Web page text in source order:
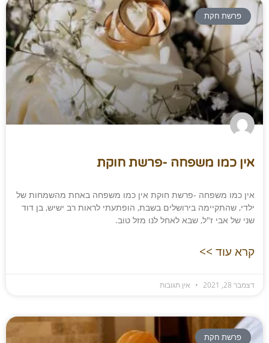
פרשת חקת
אין כמו משפחה -פרשת חוקת
אין כמו משפחה -פרשת חוקת אין כמו משפחה באחת מהשמחות של
ילדי, שהתקיימה בירושלים בשבת, הופתעתי לראות רב ישיש, בן דוד
שני של אבי ז"ל, שבא לאחל לנו מזל טוב.
קרא עוד >>
דצמבר 28, 2021 אין תגובות
פרשת חקת